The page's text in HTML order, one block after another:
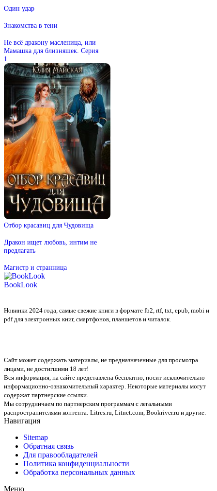
Один удар
Знакомства в тени
Не всё дракону масленица, или
Мамашка для близняшек. Серия
1
Отбор красавиц для Чудовища
Дракон ищет любовь, интим не
предлагать
Магистр и странница
BookLook
Новинки 2024 года, самые свежие книги в формате fb2, rtf, txt, epub, mobi и
pdf для электронных книг, смартфонов, планшетов и читалок.
Сайт может содержать материалы, не предназначенные для просмотра
лицами, не достигшими 18 лет!
Вся информация, на сайте представлена бесплатно, носит исключительно
информационно-ознакомительный характер. Некоторые материалы могут
содержат партнерские ссылки.
Мы сотрудничаем по партнерским программам с легальными
распространителями контента: Litres.ru, Litnet.com, Bookriver.ru и другие.
Навигация
Sitemap
Обратная связь
Для правообладателей
Политика конфиденциальности
Обработка персональных данных
Меню